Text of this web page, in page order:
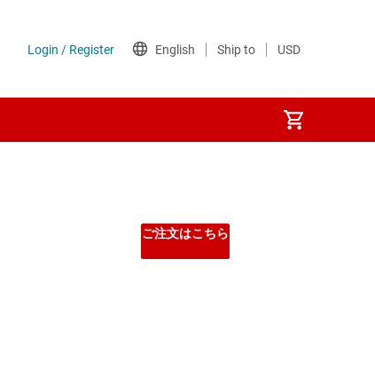
ご注文はこちら